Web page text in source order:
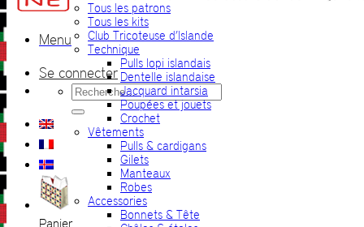
Menu
Se connecter
Recherche
pour :
Panier
Tous les patrons
Tous les kits
Club Tricoteuse d’Islande
Technique
Pulls lopi islandais
Dentelle islandaise
Jacquard intarsia
Poupées et jouets
Crochet
Vêtements
Pulls & cardigans
Gilets
Manteaux
Robes
Accessories
Bonnets & Tête